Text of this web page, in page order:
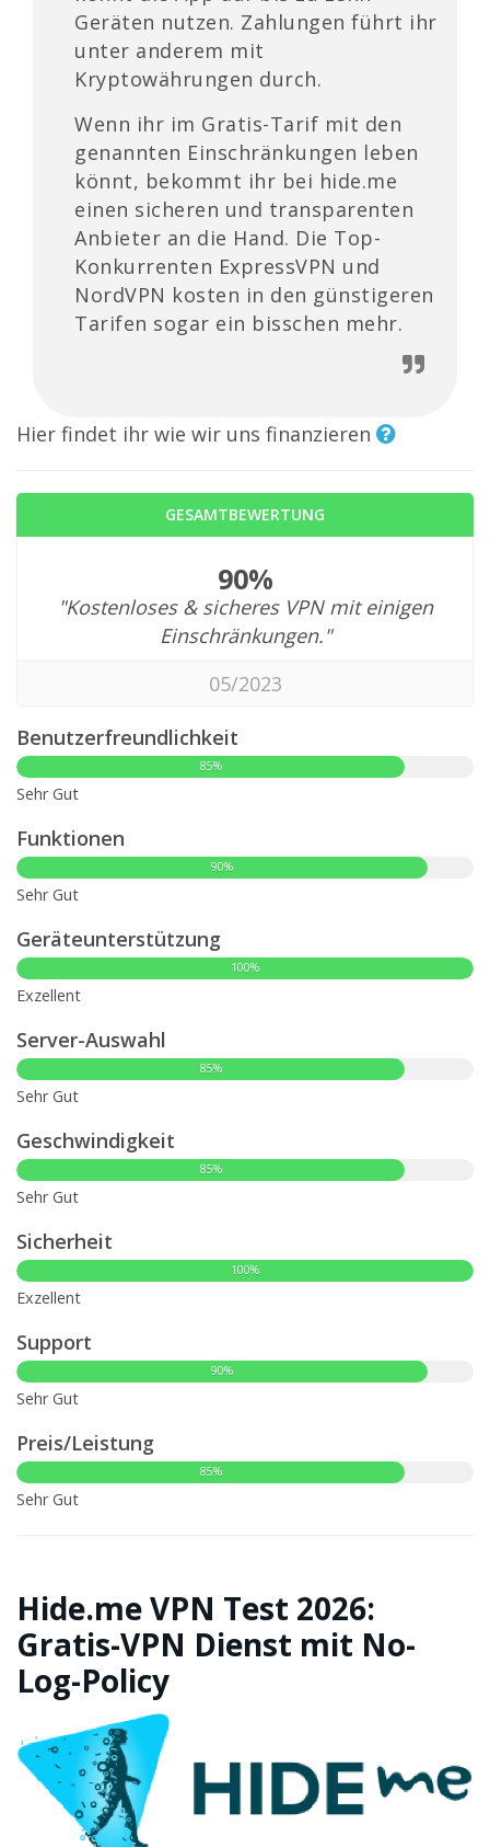
Geräten nutzen. Zahlungen führt ihr
unter anderem mit
Kryptowährungen durch.
Wenn ihr im Gratis-Tarif mit den
genannten Einschränkungen leben
könnt, bekommt ihr bei hide.me
einen sicheren und transparenten
Anbieter an die Hand. Die Top-
Konkurrenten ExpressVPN und
NordVPN kosten in den günstigeren
Tarifen sogar ein bisschen mehr.
Hier findet ihr wie wir uns finanzieren
GESAMTBEWERTUNG
90%
"Kostenloses & sicheres VPN mit einigen
Einschränkungen."
05/2023
Benutzerfreundlichkeit
85%
Sehr Gut
Funktionen
90%
Sehr Gut
Geräteunterstützung
100%
Exzellent
Server-Auswahl
85%
Sehr Gut
Geschwindigkeit
85%
Sehr Gut
Sicherheit
100%
Exzellent
Support
90%
Sehr Gut
Preis/Leistung
85%
Sehr Gut
Hide.me VPN Test 2026:
Gratis-VPN Dienst mit No-
Log-Policy